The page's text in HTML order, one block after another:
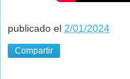
publicado el 2/01/2024
Compartir